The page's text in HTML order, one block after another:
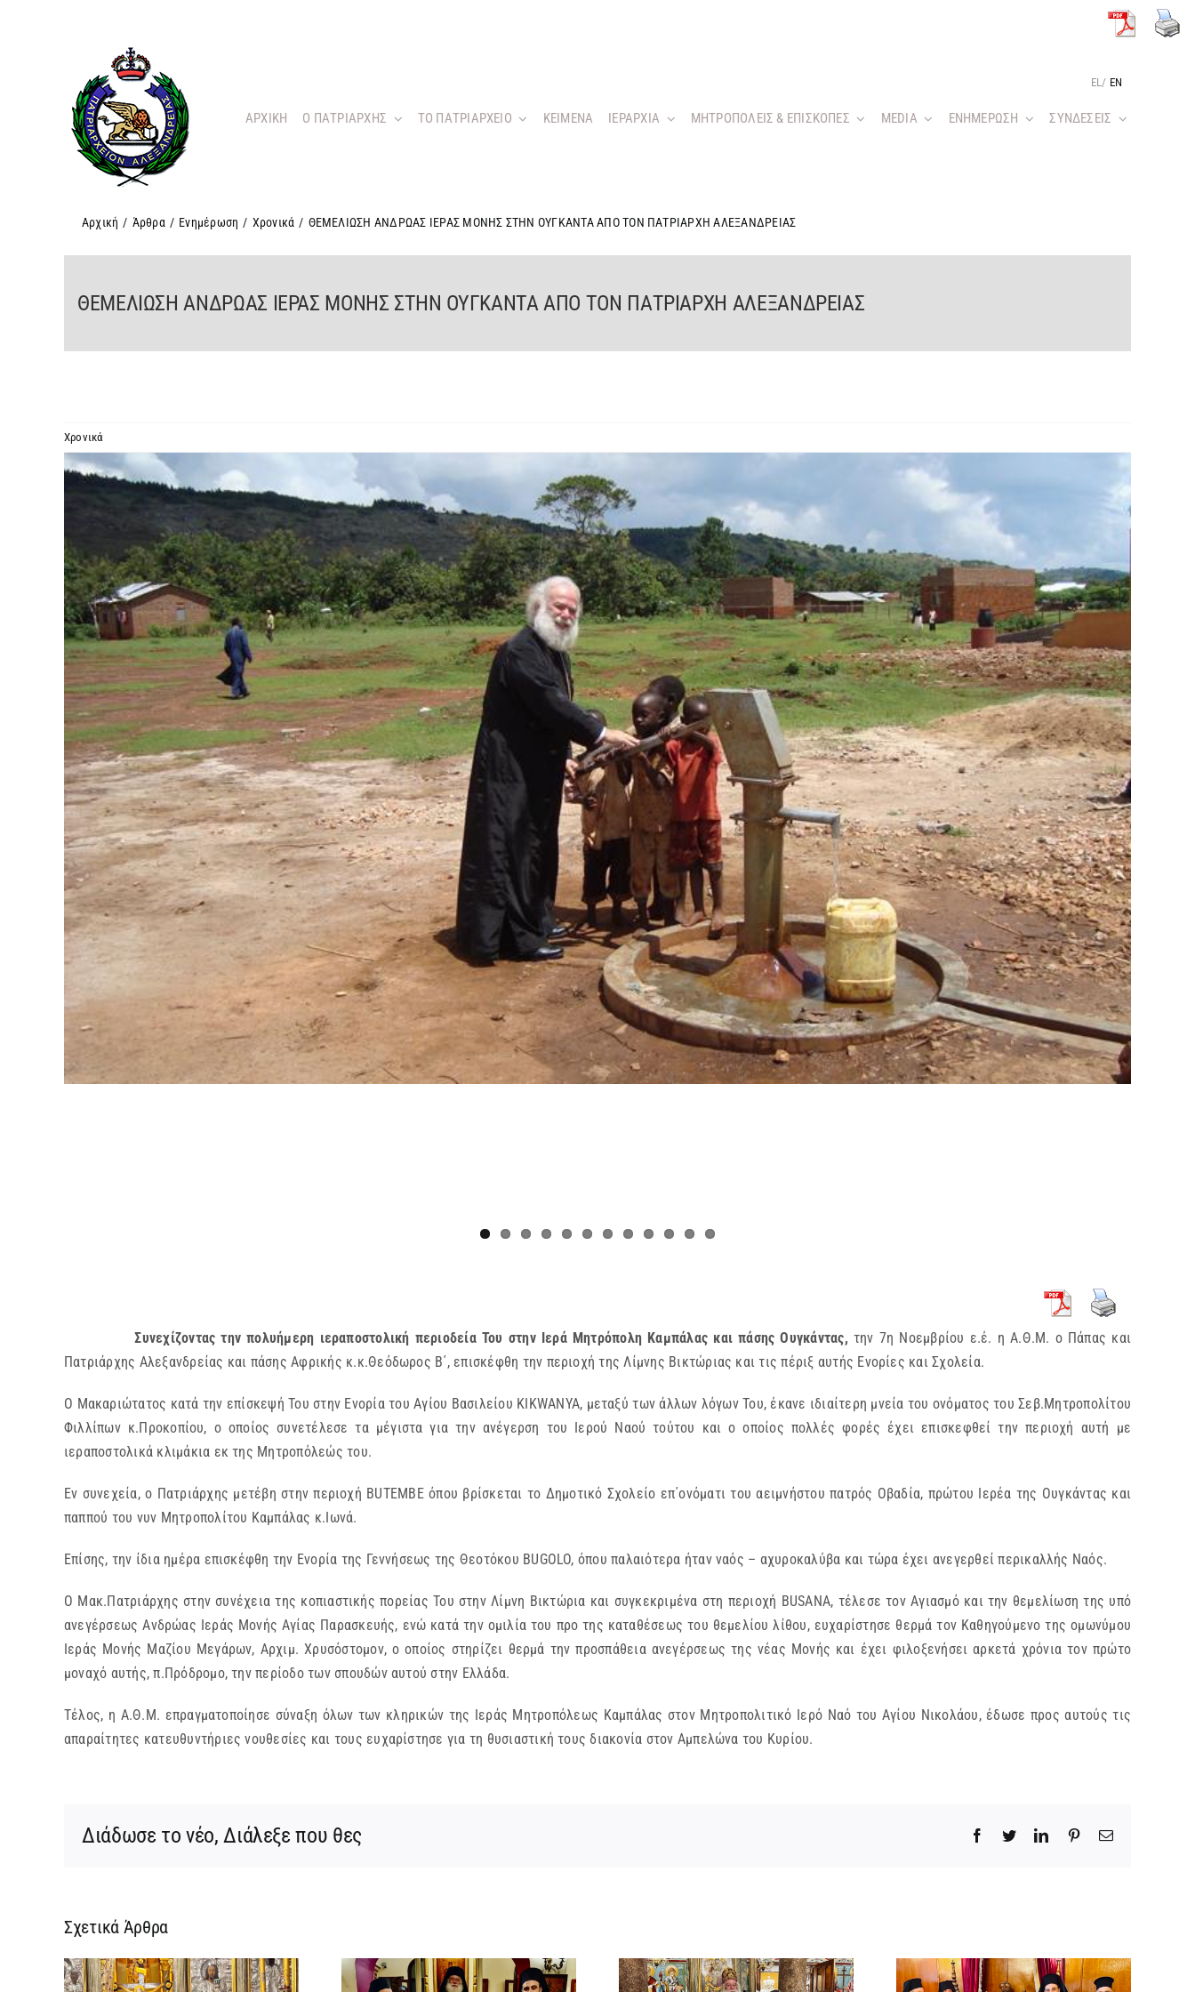
EL / EN
ΑΡΧΙΚΗ O ΠΑΤΡΙΑΡΧΗΣ ΤΟ ΠΑΤΡΙΑΡΧΕΙΟ KEIMENA ΙΕΡΑΡΧΙΑ ΜΗΤΡΟΠΟΛΕΙΣ & ΕΠΙΣΚΟΠΕΣ MEDIA ΕΝΗΜΕΡΩΣΗ ΣΥΝΔΕΣΕΙΣ
Αρχική / Άρθρα / Ενημέρωση / Χρονικά / ΘΕΜΕΛΙΩΣΗ ΑΝΔΡΩΑΣ ΙΕΡΑΣ ΜΟΝΗΣ ΣΤΗΝ ΟΥΓΚΑΝΤΑ ΑΠΟ ΤΟΝ ΠΑΤΡΙΑΡΧΗ ΑΛΕΞΑΝΔΡΕΙΑΣ
ΘΕΜΕΛΙΩΣΗ ΑΝΔΡΩΑΣ ΙΕΡΑΣ ΜΟΝΗΣ ΣΤΗΝ ΟΥΓΚΑΝΤΑ ΑΠΟ ΤΟΝ ΠΑΤΡΙΑΡΧΗ ΑΛΕΞΑΝΔΡΕΙΑΣ
Χρονικά
Προβολή
μεγαλύτερης
εικόνας
Συνεχίζοντας την πολυήμερη ιεραποστολική περιοδεία Του στην Ιερά Μητρόπολη Καμπάλας και πάσης Ουγκάντας, την 7η Νοεμβρίου ε.έ. η Α.Θ.Μ. ο Πάπας και
Πατριάρχης Αλεξανδρείας και πάσης Αφρικής κ.κ.Θεόδωρος Β΄, επισκέφθη την περιοχή της Λίμνης Βικτώριας και τις πέριξ αυτής Ενορίες και Σχολεία.
Ο Μακαριώτατος κατά την επίσκεψή Του στην Ενορία του Αγίου Βασιλείου KIKWANYA, μεταξύ των άλλων λόγων Του, έκανε ιδιαίτερη μνεία του ονόματος του Σεβ.Μητροπολίτου
Φιλλίπων κ.Προκοπίου, ο οποίος συνετέλεσε τα μέγιστα για την ανέγερση του Ιερού Ναού τούτου και ο οποίος πολλές φορές έχει επισκεφθεί την περιοχή αυτή με
ιεραποστολικά κλιμάκια εκ της Μητροπόλεώς του.
Εν συνεχεία, ο Πατριάρχης μετέβη στην περιοχή BUTEMBE όπου βρίσκεται το Δημοτικό Σχολείο επ΄ονόματι του αειμνήστου πατρός Οβαδία, πρώτου Ιερέα της Ουγκάντας και
παππού του νυν Μητροπολίτου Καμπάλας κ.Ιωνά.
Επίσης, την ίδια ημέρα επισκέφθη την Ενορία της Γεννήσεως της Θεοτόκου BUGOLO, όπου παλαιότερα ήταν ναός – αχυροκαλύβα και τώρα έχει ανεγερθεί περικαλλής Ναός.
Ο Μακ.Πατριάρχης στην συνέχεια της κοπιαστικής πορείας Του στην Λίμνη Βικτώρια και συγκεκριμένα στη περιοχή BUSANA, τέλεσε τον Αγιασμό και την θεμελίωση της υπό
ανεγέρσεως Ανδρώας Ιεράς Μονής Αγίας Παρασκευής, ενώ κατά την ομιλία του προ της καταθέσεως του θεμελίου λίθου, ευχαρίστησε θερμά τον Καθηγούμενο της ομωνύμου
Ιεράς Μονής Μαζίου Μεγάρων, Αρχιμ. Χρυσόστομον, ο οποίος στηρίζει θερμά την προσπάθεια ανεγέρσεως της νέας Μονής και έχει φιλοξενήσει αρκετά χρόνια τον πρώτο
μοναχό αυτής, π.Πρόδρομο, την περίοδο των σπουδών αυτού στην Ελλάδα.
Τέλος, η Α.Θ.Μ. επραγματοποίησε σύναξη όλων των κληρικών της Ιεράς Μητροπόλεως Καμπάλας στον Μητροπολιτικό Ιερό Ναό του Αγίου Νικολάου, έδωσε προς αυτούς τις
απαραίτητες κατευθυντήριες νουθεσίες και τους ευχαρίστησε για τη θυσιαστική τους διακονία στον Αμπελώνα του Κυρίου.
Διάδωσε το νέο, Διάλεξε που θες Facebook
TwitterLinkedInPinterestEmail
Σχετικά Άρθρα